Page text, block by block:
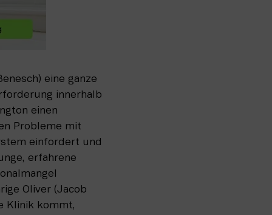
eine ganze
innerhalb
einen
Probleme mit
einfordert und
erfahrene
Oliver (Jacob
Klinik kommt,